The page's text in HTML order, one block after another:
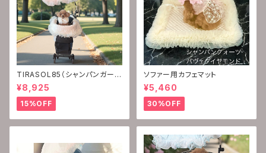
TIRASOL85（シャンパンガーネ
ット）
¥8,925
15%OFF
ソファー用カフェマット
¥5,460
30%OFF